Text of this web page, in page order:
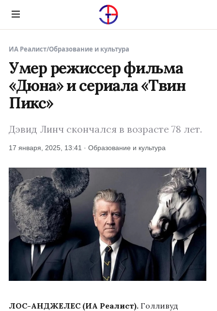
Menu
ИА Реалист/Образование и культура
Умер режиссер фильма
«Дюна» и сериала «Твин
Пикс»
Дэвид Линч скончался в возрасте 78 лет.
17 января, 2025, 13:41 · Образование и культура
ЛОС-АНДЖЕЛЕС (ИА Реалист). Голливуд